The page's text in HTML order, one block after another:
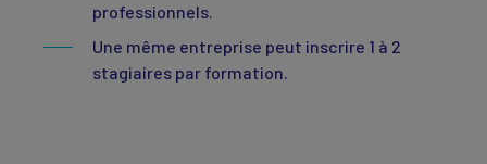
professionnels.
Une même entreprise peut inscrire 1 à 2
stagiaires par formation.